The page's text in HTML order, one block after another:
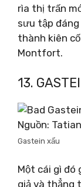
rìa thị trấn
sưu tập
thành kiên
Montfort.
13.
Nguồn:
Gastein xấu
Một cái gì đó
giả và thẳng